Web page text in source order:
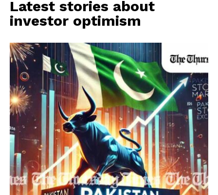
Latest stories about
investor optimism